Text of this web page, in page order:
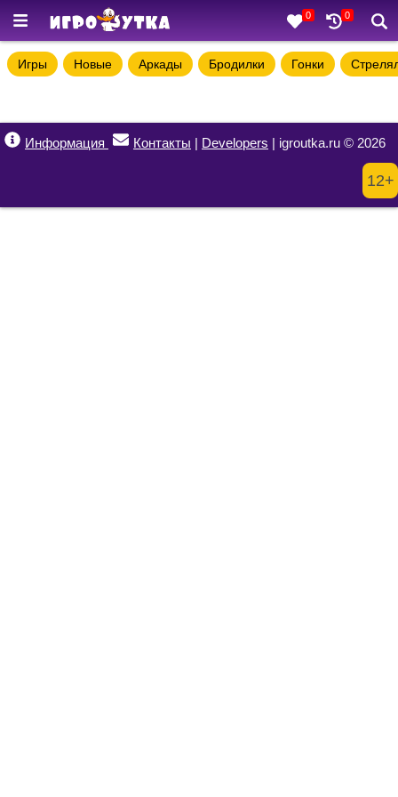
0 0
Игры Новые Аркады Бродилки Гонки
Информация Контакты | Developers | igroutka.ru © 2026
12+